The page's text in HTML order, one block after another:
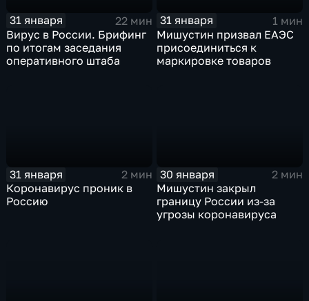
31 января
22 мин
Вирус в России. Брифинг
по итогам заседания
оперативного штаба
31 января
1 мин
Мишустин призвал ЕАЭС
присоединиться к
маркировке товаров
31 января
2 мин
Коронавирус проник в
Россию
30 января
2 мин
Мишустин закрыл
границу России из-за
угрозы коронавируса